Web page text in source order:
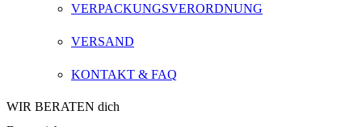
VERPACKUNGSVERORDNUNG
VERSAND
KONTAKT & FAQ
WIR BERATEN dich